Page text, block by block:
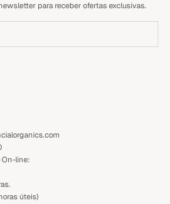
para receber ofertas exclusivas.
On-line:
úteis)